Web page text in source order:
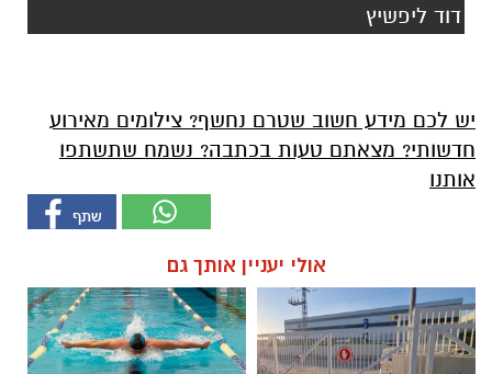
דוד ליפשיץ
יש לכם מידע חשוב שטרם נחשף? צילומים מאירוע
חדשותי? מצאתם טעות בכתבה? נשמח שתשתפו
אותנו
אולי יעניין אותך גם